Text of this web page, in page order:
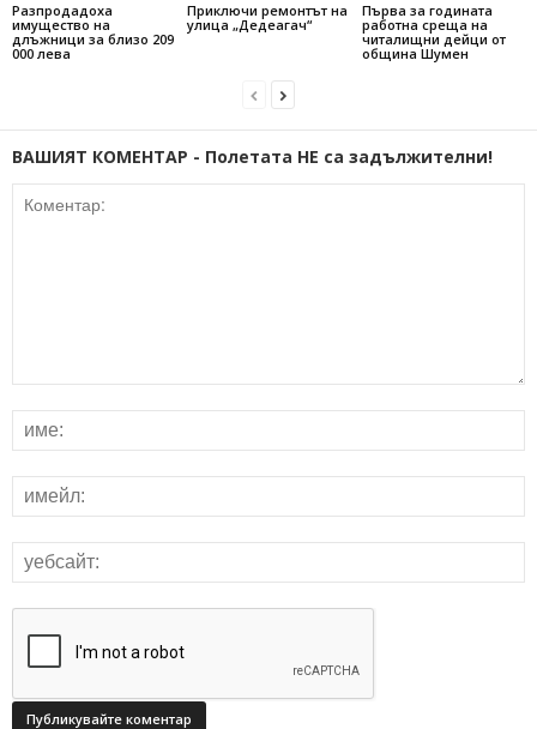
Разпродадоха
имущество на
длъжници за близо 209
000 лева
Приключи ремонтът на
улица „Дедеагач“
Първа за годината
работна среща на
читалищни дейци от
община Шумен
ВАШИЯТ КОМЕНТАР - Полетата НЕ са задължителни!